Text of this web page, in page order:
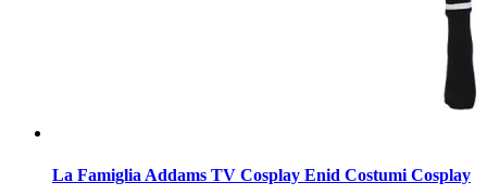
La Famiglia Addams TV Cosplay Enid Costumi Cosplay